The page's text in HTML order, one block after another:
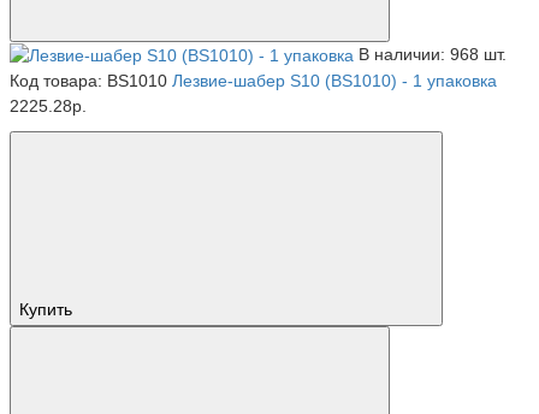
В наличии: 968 шт.
Код товара: BS1010 Лезвие-шабер S10 (BS1010) - 1 упаковка
2225.28р.
Купить